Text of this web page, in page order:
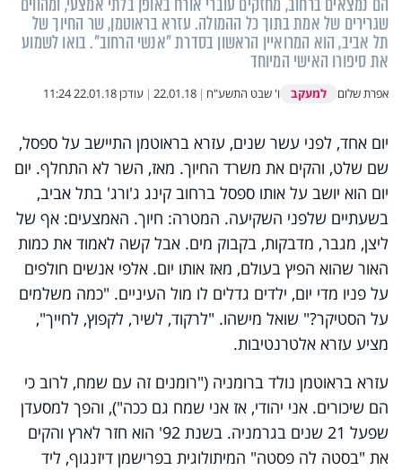
שגרירים של אמת בתוך כל ההמולה. עזרא בראוטמן, שר החיוך של
תל אביב, הוא המרואיין הראשון בסדרת "אנשי הרחוב". בואו לשמוע
את סיפורו האישי המיוחד
אפרת שלום למעקב ו' שבט התשע"ח |
22.01.18
| עודכן22.01.18 11:24
יום אחד, לפני עשר שנים, עזרא בראוטמן התיישב על ספסל,
שם שלט, והקים את משרד החיוך. מאז, השר לא התחלף. יום
יום הוא יושב על אותו ספסל ברחוב קינג ג'ורג' בתל אביב,
בשעתיים שלפני השקיעה. המטרה: חיוך. האמצעים: אף של
ליצן, מגבר, מדבקות, בקבוק מים. אבל קשה לאמוד את כמות
האור שהוא הפיץ בעולם, מאז אותו יום. אלפי אנשים חולפים
על פניו מדי יום, ילדים גדלים לו מול העיניים. "כמה משלמים
על הסטיקר?" שואל מישהו. "לרקוד, לשיר, לקפוץ, לחייך",
מציע עזרא אלטרנטיבות.
עזרא בראוטמן נולד ברומניה ("רומנים זה עם שמח, לרוב כי
הם שיכורים. אני יהודי, אז אני שמח גם ככה"), והפך למסעדן
שפעל 21 שנים בגרמניה. בשנת 92' הוא חזר לארץ והקים
את "בסטה לה פסטה" המיתולוגית בפרישמן דיזנגוף, ליד